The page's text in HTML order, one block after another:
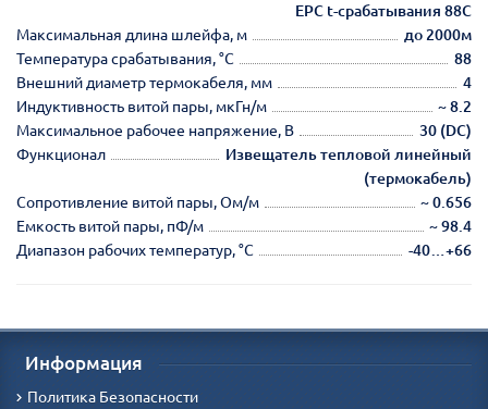
EPC t-срабатывания 88С
Максимальная длина шлейфа, м
до 2000м
Температура срабатывания, °С
88
Внешний диаметр термокабеля, мм
4
Индуктивность витой пары, мкГн/м
~ 8.2
Максимальное рабочее напряжение, В
30 (DC)
Функционал
Извещатель тепловой линейный
(термокабель)
Сопротивление витой пары, Ом/м
~ 0.656
Емкость витой пары, пФ/м
~ 98.4
Диапазон рабочих температур, °С
-40…+66
Информация
Политика Безопасности